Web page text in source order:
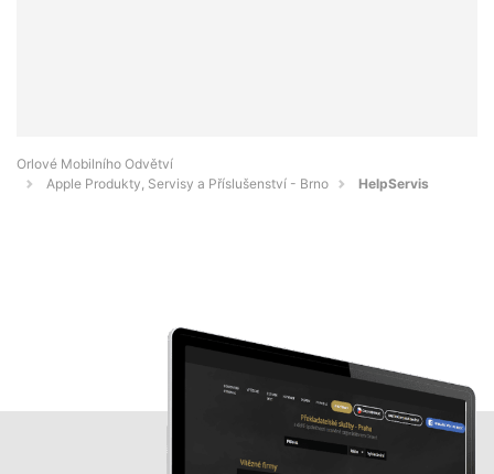
Orlové Mobilního Odvětví
Apple Produkty, Servisy a Příslušenství - Brno
HelpServis